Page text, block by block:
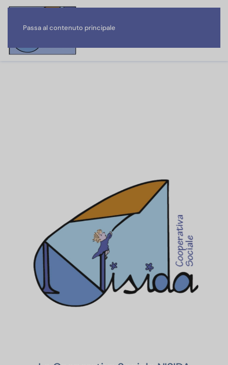
Passa al contenuto principale
Passione e professionalità
Uniti nella diversità
Per una comunità